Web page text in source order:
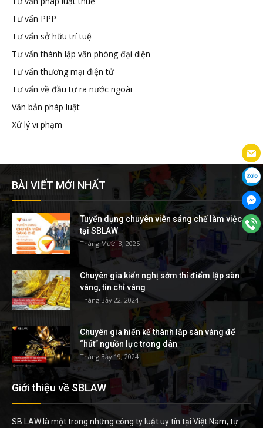
Tư vấn PPP
Tư vấn sở hữu trí tuệ
Tư vấn thành lập văn phòng đại diện
Tư vấn thương mại điện tử
Tư vấn về đầu tư ra nước ngoài
Văn bản pháp luật
Xử lý vi phạm
BÀI VIẾT MỚI NHẤT
Tuyển dụng chuyên viên sáng chế làm việc
tại SBLAW
Tháng Mười 3, 2025
Chuyên gia kiến nghị sớm thí điểm lập sàn
vàng, tín chỉ vàng
Tháng Bảy 22, 2024
Chuyên gia hiến kế thành lập sàn vàng để
“hút” nguồn lực trong dân
Tháng Bảy 19, 2024
Giới thiệu về SBLAW
SB LAW là một trong những công ty luật uy tín tại Việt Nam, tự